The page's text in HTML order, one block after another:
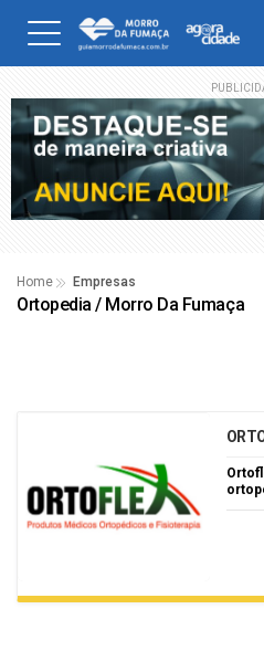
Home Empresas
Ortopedia / Morro Da Fumaça
PIA
com